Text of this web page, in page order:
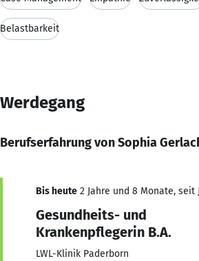
Belastbarkeit
Werdegang
Berufserfahrung von Sophia
Bis heute 2 Jahre und 8 Monate, seit
Gesundheits- und
Krankenpflegerin B.A.
LWL-Klinik Paderborn